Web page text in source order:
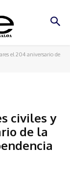
el 204 aniversario de
civiles y
de la